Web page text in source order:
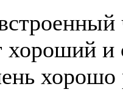
хороший и
хорошо